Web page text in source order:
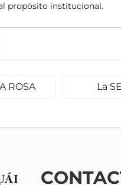
propósito institucional.
ROSA La